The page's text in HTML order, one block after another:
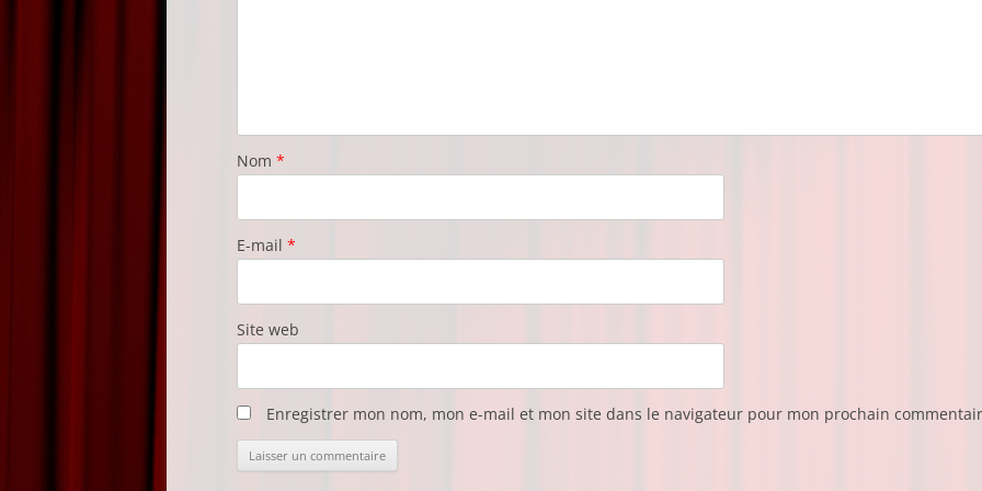
Nom *
E-mail *
Site web
Enregistrer mon nom, mon e-mail et mon site dans le navigateur pour mon prochain